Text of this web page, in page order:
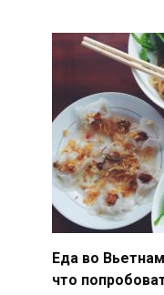
Еда во
что